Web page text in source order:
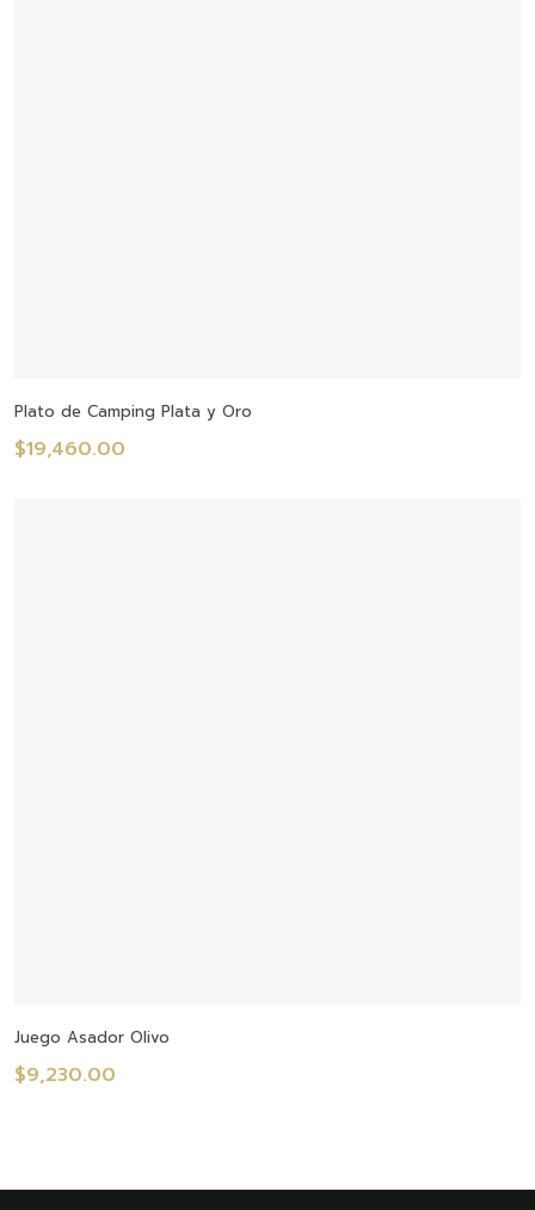
Seleccionar Opciones
Plato de Camping Plata y Oro
$19,460.00
Juego Asador Olivo
$9,230.00